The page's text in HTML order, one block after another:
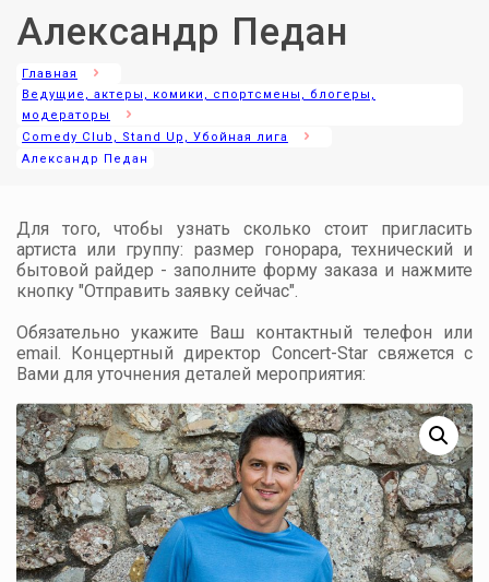
Александр Педан
Главная
Ведущие, актеры, комики, спортсмены, блогеры,
модераторы
Comedy Club, Stand Up, Убойная лига
Александр Педан
Для того, чтобы узнать сколько стоит пригласить
артиста или группу: размер гонорара, технический и
бытовой райдер - заполните форму заказа и нажмите
кнопку "Отправить заявку сейчас".
Обязательно укажите Ваш контактный телефон или
email. Концертный директор Concert-Star свяжется с
Вами для уточнения деталей мероприятия: